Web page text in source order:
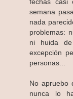
fechas casi
semana
nada
problemas:
ni huida de
excepción
personas...
No apruebo
nunca lo